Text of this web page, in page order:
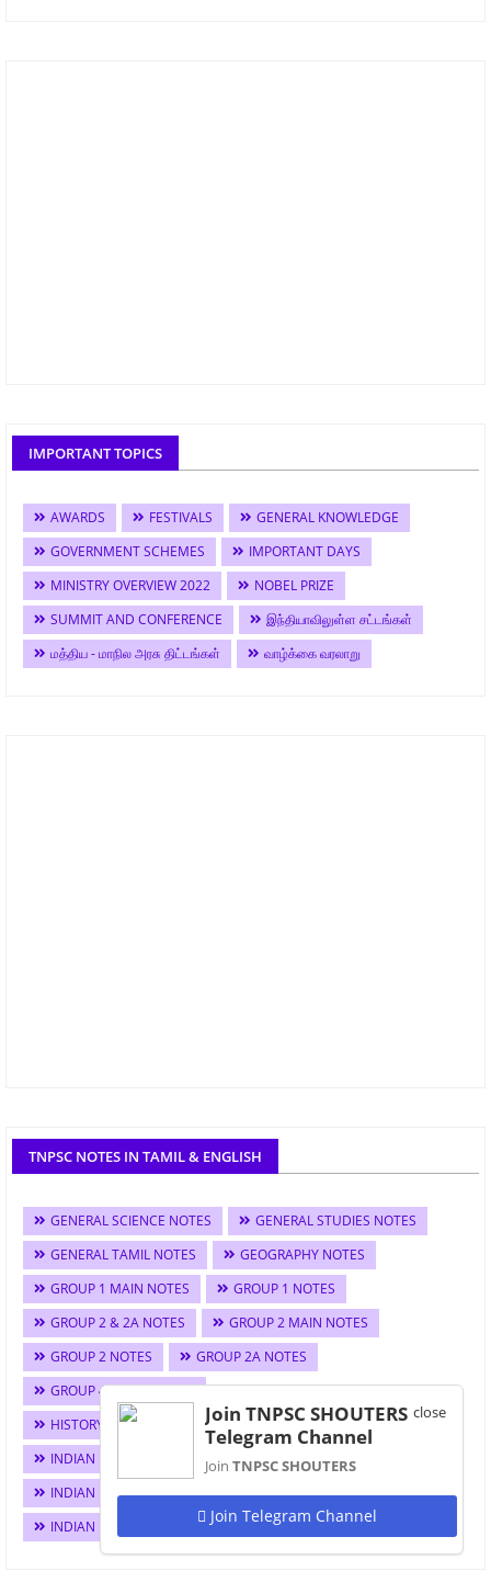
IMPORTANT TOPICS
AWARDS FESTIVALS
GENERAL KNOWLEDGE
GOVERNMENT SCHEMES
IMPORTANT DAYS
MINISTRY OVERVIEW 2022
NOBEL PRIZE
SUMMIT AND CONFERENCE
இந்தியாவிலுள்ள சட்டங்கள்
மத்திய - மாநில அரசு திட்டங்கள்
வாழ்க்கை வரலாறு
TNPSC NOTES IN TAMIL & ENGLISH
GENERAL SCIENCE NOTES
GENERAL STUDIES NOTES
GENERAL TAMIL NOTES
GEOGRAPHY NOTES
GROUP 1 MAIN NOTES
GROUP 1 NOTES
GROUP 2 & 2A NOTES
GROUP 2 MAIN NOTES
GROUP 2 NOTES
GROUP 2A NOTES
GROUP 4 & VAO NOTES
HISTORY & CULTURE OF INDIA NOTES
INDIAN ECONOMY NOTES
INDIAN NATIONAL MOVEMENT NOTES
INDIAN POLITY NOTES
SAMACHEER KALVI NOTES
close
Join TNPSC SHOUTERS
Telegram Channel
Join TNPSC SHOUTERS
Join Telegram Channel